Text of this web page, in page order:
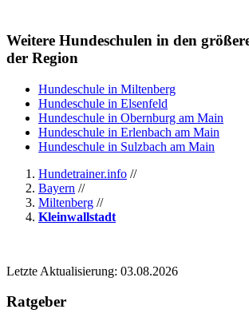
Weitere Hundeschulen in den
der Region
Hundeschule in Miltenberg
Hundeschule in Elsenfeld
Hundeschule in Obernburg am Main
Hundeschule in Erlenbach am Main
Hundeschule in Sulzbach am Main
Hundetrainer.info //
Bayern //
Miltenberg //
Kleinwallstadt
Letzte Aktualisierung: 03.08.2026
Ratgeber